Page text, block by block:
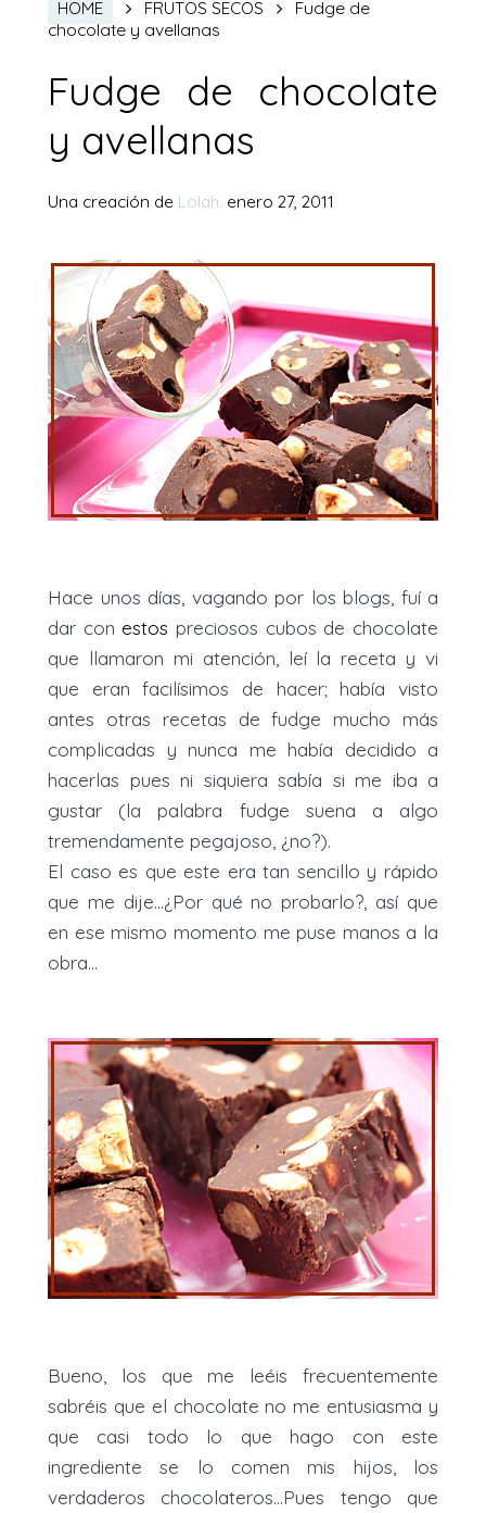
HOME FRUTOS SECOS
Fudge de
chocolate y avellanas
Fudge de chocolate
y avellanas
Una creación de Lolah. enero 27, 2011
Hace unos días, vagando por los blogs, fuí a
dar con estos preciosos cubos de chocolate
que llamaron mi atención, leí la receta y vi
que eran facilísimos de hacer; había visto
antes otras recetas de fudge mucho más
complicadas y nunca me había decidido a
hacerlas pues ni siquiera sabía si me iba a
gustar (la palabra fudge suena a algo
tremendamente pegajoso, ¿no?).
El caso es que este era tan sencillo y rápido
que me dije...¿Por qué no probarlo?, así que
en ese mismo momento me puse manos a la
obra...
Bueno, los que me leéis frecuentemente
sabréis que el chocolate no me entusiasma y
que casi todo lo que hago con este
ingrediente se lo comen mis hijos, los
verdaderos chocolateros...Pues tengo que